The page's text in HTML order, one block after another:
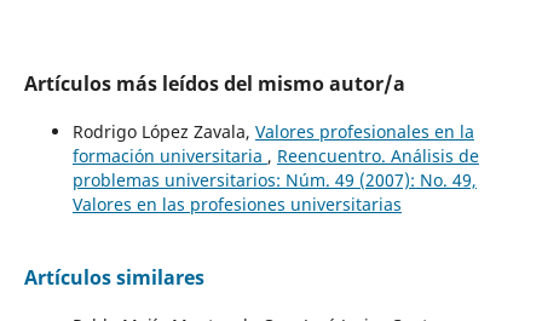
Artículos más leídos del mismo autor/a
Rodrigo López Zavala, Valores profesionales en la
formación universitaria , Reencuentro. Análisis de
problemas universitarios: Núm. 49 (2007): No. 49,
Valores en las profesiones universitarias
Artículos similares